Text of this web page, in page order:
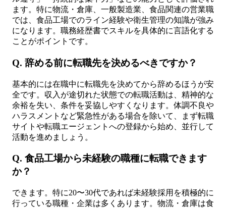
ます。特に物流・倉庫、一般製造業、食品関連の営業職
では、食品工場でのライン経験や衛生管理の知識が強み
になります。職務経歴書でスキルを具体的に言語化する
ことがポイントです。
Q. 辞める前に転職先を決めるべきですか？
基本的には在職中に転職先を決めてから辞めるほうが安
全です。収入が途切れた状態での転職活動は、精神的な
余裕を失い、条件を妥協しやすくなります。体調不良や
ハラスメントなど緊急性がある場合を除いて、まず転職
サイトや転職エージェントへの登録から始め、並行して
活動を進めましょう。
Q. 食品工場から未経験の職種に転職できます
か？
できます。特に20〜30代であれば未経験採用を積極的に
行っている職種・企業は多くあります。物流・倉庫は食